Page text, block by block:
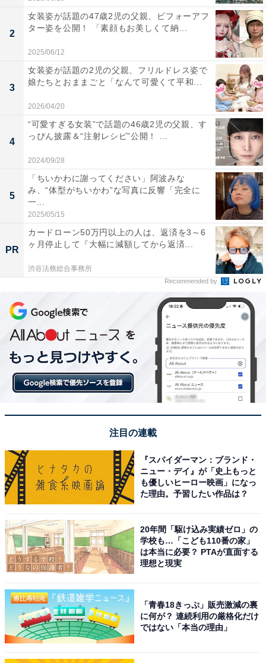
2
女装姿が話題の47歳2児の父親、ビフォーアフ
ター姿を公開！ 「素顔もお美しくて納...
2025/06/12
3
女装姿が話題の2児の父親、フリルドレス姿で
娘たちとおままごと「なんて可愛くて平和...
2026/04/20
4
“可愛すぎる女装”で話題の46歳2児の父親、す
っぴん披露＆“注射レシピ”公開！ ...
2024/09/28
5
「ちいかわに謝ってください」阿波みな
み、“体型がちいかわ”な写真に反響「完全に
一...
2025/05/15
PR
カードローン50万円以上の人は、返済を3～6
ヶ月停止して『大幅に減額してから返済...
渋谷法務総合事務所
Recommended by
注目の連載
『スパイダーマン：ブランド・
ニュー・デイ』が「史上もっと
も優しいヒーロー映画」になっ
た理由。予習したい作品は？
20年間「駆け込み実績ゼロ」の
学校も…「こども110番の家」
は本当に必要？ PTAが直面する
理想と現実
「青春18きっぷ」販売激減の裏
に何が？ 連続利用の厳格化だけ
ではない「本当の理由」